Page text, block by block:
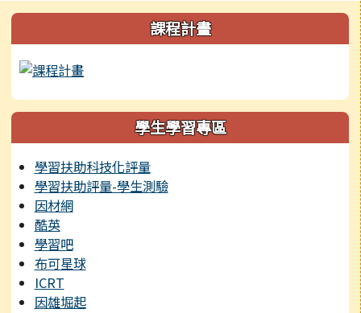
左邊區域內容 課程計畫
學生學習專區
學習扶助科技化評量
學習扶助評量-學生測驗
因材網
酷英
學習吧
布可星球
ICRT
因雄堀起